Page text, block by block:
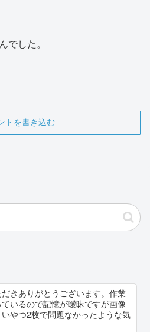
でした。
トを書き込む
きありがとうございます。作業
いるので記憶が曖昧ですが画像
やつ2枚で問題なかったような気